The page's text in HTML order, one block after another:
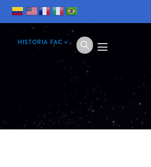
HISTORIA FAC